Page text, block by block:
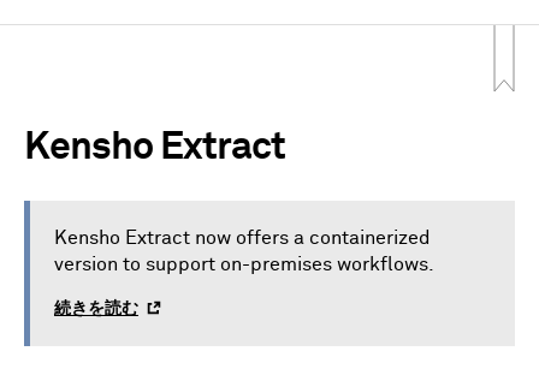
Kensho Extract
Kensho Extract now offers a containerized
version to support on-premises workflows.
続きを読む